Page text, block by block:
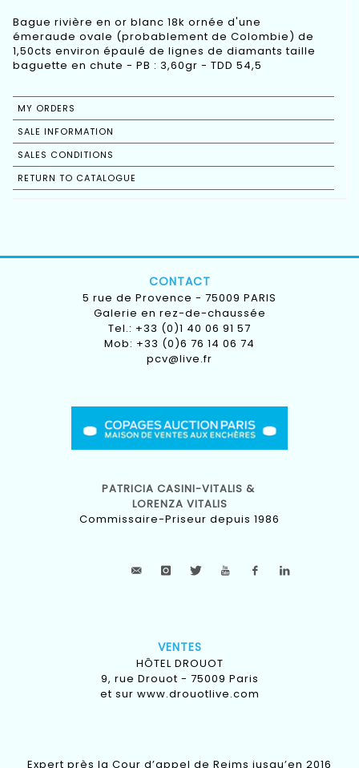
Bague rivière en or blanc 18k ornée d'une
émeraude ovale (probablement de Colombie) de
1,50cts environ épaulé de lignes de diamants taille
baguette en chute - PB : 3,60gr - TDD 54,5
MY ORDERS
SALE INFORMATION
SALES CONDITIONS
RETURN TO CATALOGUE
CONTACT
5 rue de Provence - 75009 PARIS
Galerie en rez-de-chaussée
Tel.: +33 (0)1 40 06 91 57
Mob: +33 (0)6 76 14 06 74
pcv@live.fr
PATRICIA CASINI-VITALIS &
LORENZA VITALIS
Commissaire-Priseur depuis 1986
VENTES
HÔTEL DROUOT
9, rue Drouot - 75009 Paris
et sur www.drouotlive.com
Expert près la Cour d’appel de Reims jusqu’en 2016